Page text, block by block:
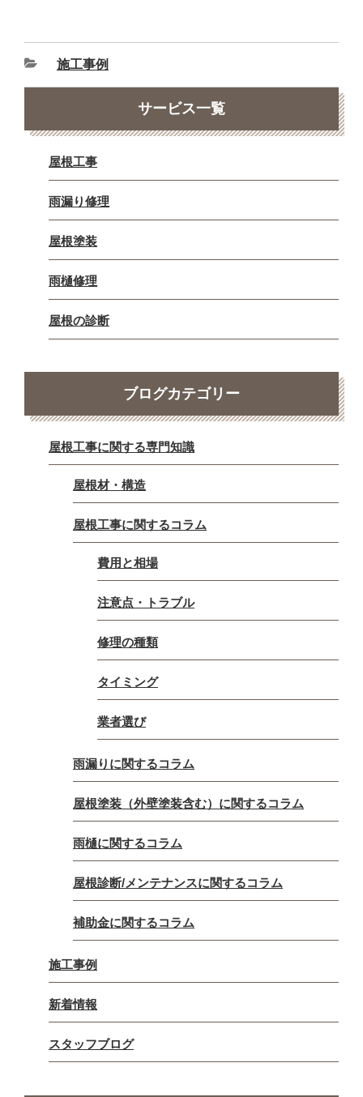
施工事例
サービス一覧
屋根工事
雨漏り修理
屋根塗装
雨樋修理
屋根の診断
ブログカテゴリー
屋根工事に関する専門知識
屋根材・構造
屋根工事に関するコラム
費用と相場
注意点・トラブル
修理の種類
タイミング
業者選び
雨漏りに関するコラム
屋根塗装（外壁塗装含む）に関するコラム
雨樋に関するコラム
屋根診断/メンテナンスに関するコラム
補助金に関するコラム
施工事例
新着情報
スタッフブログ